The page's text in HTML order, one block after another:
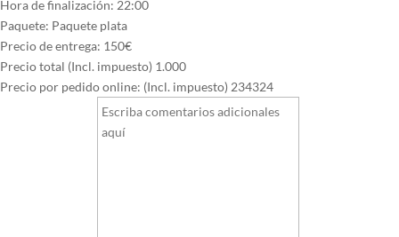
Hora de finalización: 22:00
Paquete: Paquete plata
Precio de entrega: 150€
Precio total (Incl. impuesto) 1.000
Precio por pedido online: (Incl. impuesto) 234324